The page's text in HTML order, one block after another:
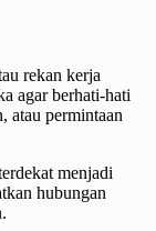
rekan kerja
agar berhati-hati
atau permintaan
menjadi
hubungan